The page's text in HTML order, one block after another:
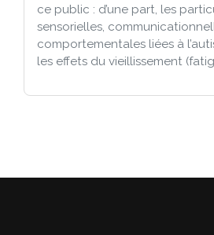
ce public : d’une part, les
sensorielles,
comportementales liées à
les effets du vieillissement